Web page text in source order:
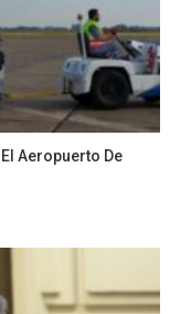
Aeropuerto De